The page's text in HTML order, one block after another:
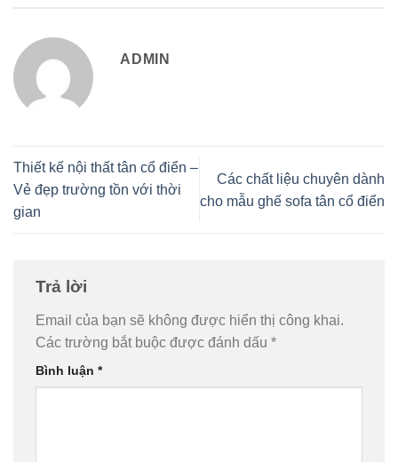
ADMIN
Thiết kế nội thất tân cổ điển –
Vẻ đẹp trường tồn với thời
gian
Các chất liệu chuyên dành
cho mẫu ghế sofa tân cổ điển
Trả lời
Email của bạn sẽ không được hiển thị công khai.
Các trường bắt buộc được đánh dấu *
Bình luận *